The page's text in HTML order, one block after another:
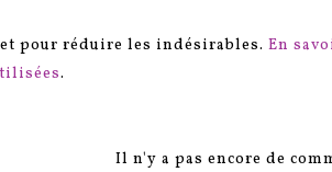
pour réduire les indésirables. En
.
Il n'y a pas encore de